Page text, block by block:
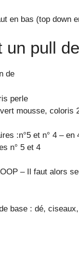
en bas (top down
un pull
de
perle
mousse, coloris
:n°5 et n° 4 – en
n° 5 et 4
– Il faut alors
base : dé,